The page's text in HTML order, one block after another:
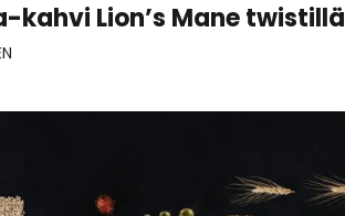
kahvi Lion’s Mane twistillä